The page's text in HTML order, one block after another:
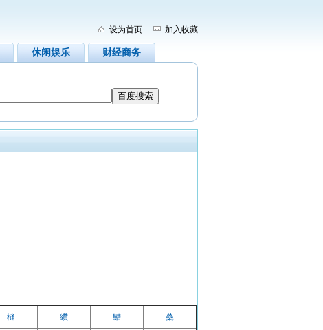
设为首页 加入收藏
休闲娱乐 财经商务
槰 纘 鰽 蘽